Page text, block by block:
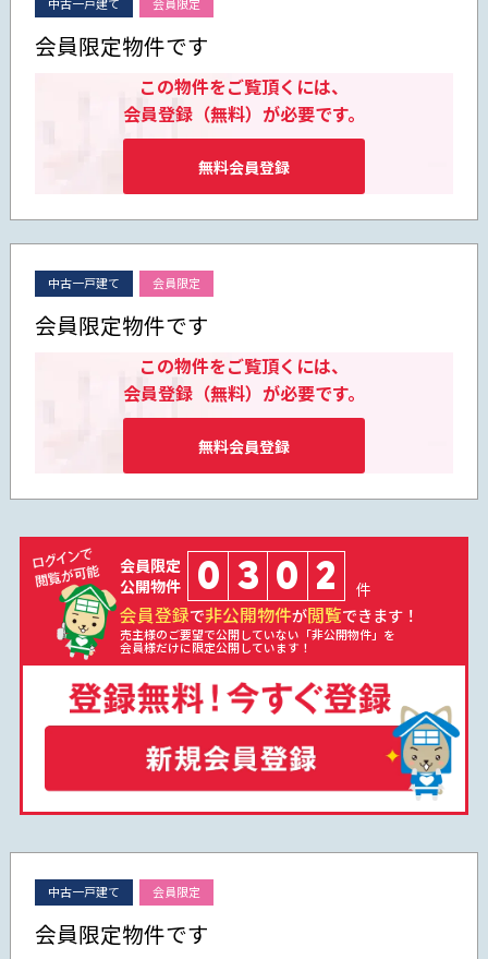
中古一戸建て 会員限定
会員限定物件です
この物件をご覧頂くには、
会員登録（無料）が必要です。
無料会員登録
中古一戸建て 会員限定
会員限定物件です
この物件をご覧頂くには、
会員登録（無料）が必要です。
無料会員登録
会員限定
公開物件
0 3 0 2 件
会員登録で非公開物件が閲覧できます！
売主様のご要望で公開していない「非公開物件」を
会員様だけに限定公開しています！
中古一戸建て 会員限定
会員限定物件です